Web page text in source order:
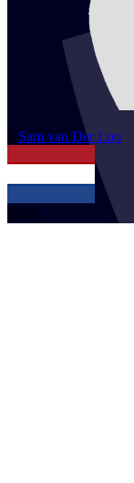
2 Sam van Der Loo
NED